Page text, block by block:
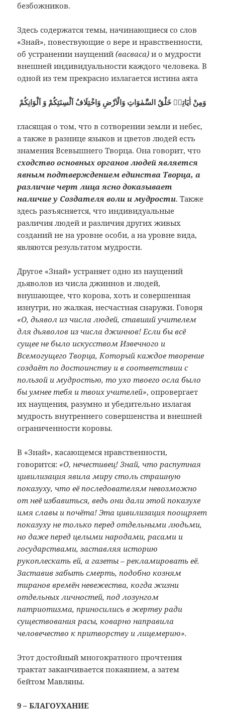
безбожников.
Здесь содержатся темы, начинающиеся со слов
«Знай», повествующие о вере и нравственности,
об устранении наущений(васваса) и о мудрости
внешней индивидуальности каждого человека. В
одной из тем прекрасно излагается истина аята
وَمِنْ اٰيَاتِهٖ خَلْقُ السَّمٰوَاتِ وَالْاَرْضِ وَاخْتِلَافُ اَلْسِنَتِكُمْ وَ اَلْوَانِكُمْ
гласящая о том, что в сотворении земли и небес,
а также в разнице языков и цветов людей есть
знамения Всевышнего Творца. Она говорит, что
сходство основных органов людей является
явным подтверждением единства Творца, а
различие черт лица ясно доказывает
наличие у Создателя воли и мудрости. Также
здесь разъясняется, что индивидуальные
различия людей и различия других живых
созданий не на уровне особи, а на уровне вида,
являются результатом мудрости.
Другое «Знай» устраняет одно из наущений
дьяволов из числа джиннов и людей,
внушающее, что корова, хоть и совершенная
изнутри, но жалкая, несчастная снаружи. Говоря
«О, дьявол из числа людей, ставший учителем
для дьяволов из числа джиннов! Если бы всё
сущее не было искусством Извечного и
Всемогущего Творца, Который каждое творение
создаёт по достоинству и в соответствии с
пользой и мудростью, то ухо твоего осла было
бы умнее тебя и твоих учителей», опровергает
их наущения, разумно и убедительно излагая
мудрость внутреннего совершенства и внешней
ограниченности коровы.
В «Знай», касающемся нравственности,
говорится: «О, нечестивец! Знай, что распутная
цивилизация явила миру столь страшную
показуху, что её последователям невозможно
от неё избавиться, ведь они дали этой показухе
имя славы и почёта! Эта цивилизация поощряет
показуху не только перед отдельными людьми,
но даже перед целыми народами, расами и
государствами, заставляя историю
рукоплескать ей, а газеты – рекламировать её.
Заставив забыть смерть, подобно козням
тиранов времён невежества, когда жизни
отдельных личностей, под лозунгом
патриотизма, приносились в жертву ради
существования расы, коварно направила
человечество к притворству и лицемерию».
Этот достойный многократного прочтения
трактат заканчивается покаянием, а затем
бейтом Мавляны.
9 – БЛАГОУХАНИЕ